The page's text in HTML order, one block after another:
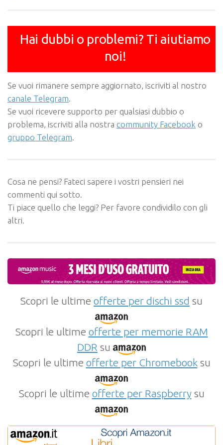
Hai dubbi o problemi? Ti aiutiamo
noi!
Se vuoi rimanere sempre aggiornato, iscriviti al nostro
canale Telegram.
Se vuoi ricevere supporto per qualsiasi dubbio o
problema, iscriviti alla nostra community Facebook o
gruppo Telegram.
Cosa ne pensi? Fateci sapere i vostri pensieri nei
commenti qui sotto.
Ti piace quello che leggi? Per favore condividilo con gli
altri.
Scopri le ultime offerte per dischi ssd su
Scopri le ultime offerte per memorie RAM
DDR su
Scopri le ultime offerte per Chromebooksu
Scopri le ultime offerte per Raspberrysu